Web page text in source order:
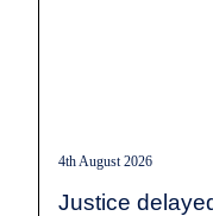
4th August 2026
Justice